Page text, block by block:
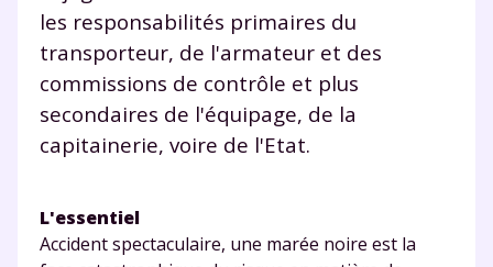
les responsabilités primaires du
transporteur, de l'armateur et des
commissions de contrôle et plus
secondaires de l'équipage, de la
capitainerie, voire de l'Etat.
L'essentiel
Accident spectaculaire, une marée noire est la
Testez gratuitement
pendant 24h notre
plateforme de soutien
Fiches de cours et vidéos
corrigés,podcasts de révisions